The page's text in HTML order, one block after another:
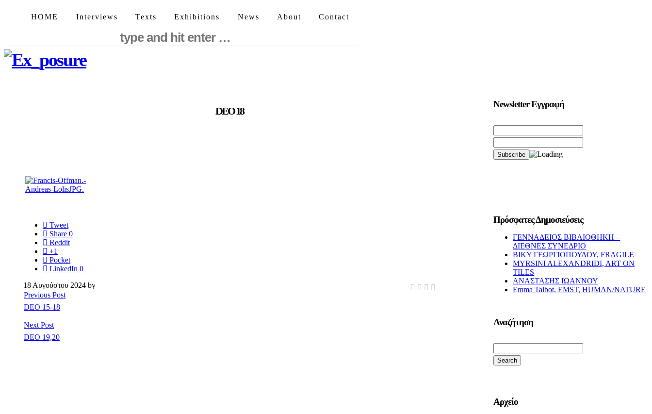
HOME Interviews Texts Exhibitions News About Contact
DEO 18
Tweet
Share 0
Reddit
+1
Pocket
LinkedIn 0
18 Αυγούστου 2024 by
Previous Post
DEO 15-18
Next Post
DEO 19,20
Newsletter Εγγραφή
Πρόσφατες Δημοσιεύσεις
ΓΕΝΝΑΔΕΙΟΣ ΒΙΒΛΙΟΘΗΚΗ –
ΔΙΕΘΝΕΣ ΣΥΝΕΔΡΙΟ
ΒΙΚΥ ΓΕΩΡΓΙΟΠΟΥΛΟΥ, FRAGILE
MYRSINI ALEXANDRIDI, ART ON
TILES
ΑΝΑΣΤΑΣΗΣ ΙΩΑΝΝΟΥ
Emma Talbot, EMST, HUMAN/NATURE
Αναζήτηση
for:
Αρχείο